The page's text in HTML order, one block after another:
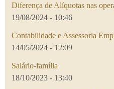
Diferença de Alíquotas nas
19/08/2024 - 10:46
Contabilidade e Assessoria
14/05/2024 - 12:09
Salário-família
18/10/2023 - 13:40